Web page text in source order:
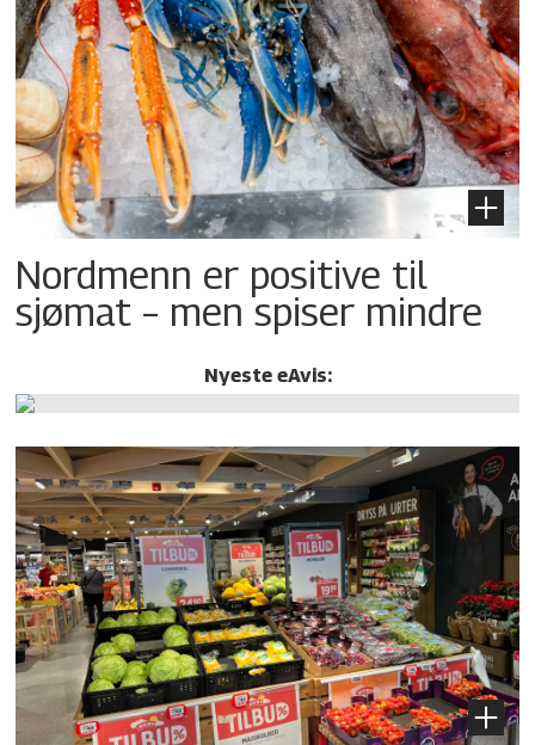
Nordmenn er positive til
sjømat – men spiser mindre
Nyeste eAvis: